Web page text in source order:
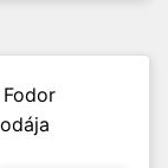
Fodor